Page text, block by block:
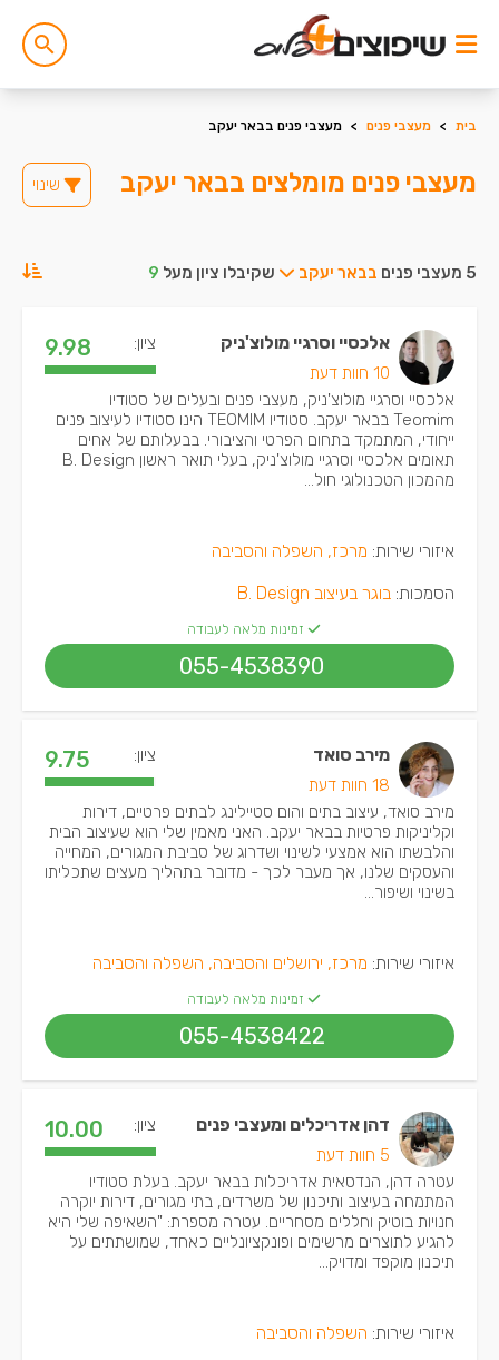
בית > מעצבי פנים > מעצבי פנים בבאר יעקב
מעצבי פנים מומלצים בבאר יעקב שינוי
5 מעצבי פנים בבאר יעקב שקיבלו ציון מעל 9
אלכסיי וסרגיי מולוצ'ניק
10 חוות דעת
ציון: 9.98
אלכסיי וסרגיי מולוצ'ניק, מעצבי פנים ובעלים של סטודיו
Teomim בבאר יעקב. סטודיו TEOMIM הינו סטודיו לעיצוב פנים
ייחודי, המתמקד בתחום הפרטי והציבורי. בבעלותם של אחים
תאומים אלכסיי וסרגיי מולוצ'ניק, בעלי תואר ראשון B. Design
מהמכון הטכנולוגי חול...
איזורי שירות: מרכז, השפלה והסביבה
הסמכות: בוגר בעיצוב B. Design
זמינות מלאה לעבודה
055-4538390
מירב סואד
18 חוות דעת
ציון: 9.75
מירב סואד, עיצוב בתים והום סטיילינג לבתים פרטיים, דירות
וקליניקות פרטיות בבאר יעקב. האני מאמין שלי הוא שעיצוב הבית
והלבשתו הוא אמצעי לשינוי ושדרוג של סביבת המגורים, המחייה
והעסקים שלנו, אך מעבר לכך - מדובר בתהליך מעצים שתכליתו
בשינוי ושיפור...
איזורי שירות: מרכז, ירושלים והסביבה, השפלה והסביבה
זמינות מלאה לעבודה
055-4538422
דהן אדריכלים ומעצבי פנים
5 חוות דעת
ציון: 10.00
עטרה דהן, הנדסאית אדריכלות בבאר יעקב. בעלת סטודיו
המתמחה בעיצוב ותיכנון של משרדים, בתי מגורים, דירות יוקרה
חנויות בוטיק וחללים מסחריים. עטרה מספרת: "השאיפה שלי היא
להגיע לתוצרים מרשימים ופונקציונליים כאחד, שמושתתים על
תיכנון מוקפד ומדויק...
איזורי שירות: השפלה והסביבה